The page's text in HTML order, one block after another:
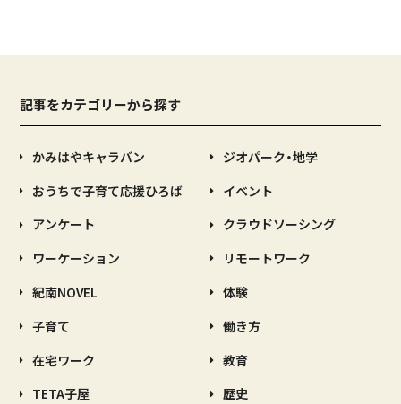
記事をカテゴリーから探す
かみはやキャラバン
おうちで子育て応援ひろば
アンケート
ワーケーション
紀南NOVEL
子育て
在宅ワーク
TETA子屋
ジオパーク・地学
イベント
クラウドソーシング
リモートワーク
体験
働き方
教育
歴史